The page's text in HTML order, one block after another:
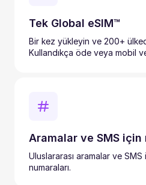
Tek Global eSIM™
Bir kez yükleyin ve 200+
Kullandıkça öde veya mobil
Aramalar ve SMS için
Uluslararası aramalar ve
numaraları.